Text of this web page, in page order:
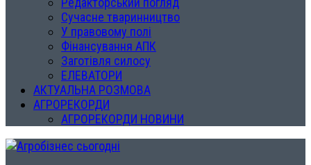
Сучасне тваринництво
У правовому полі
Фінансування АПК
Заготівля силосу
ЕЛЕВАТОРИ
АКТУАЛЬНА РОЗМОВА
АГРОРЕКОРДИ
АГРОРЕКОРДИ НОВИНИ